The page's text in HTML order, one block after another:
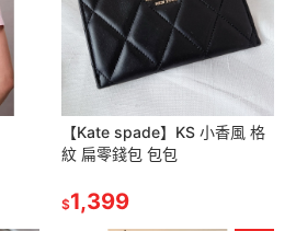
【Kate spade】KS 小香風 格
紋 扁零錢包 包包
$1,399